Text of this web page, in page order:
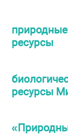
ресурсы
ресурсы